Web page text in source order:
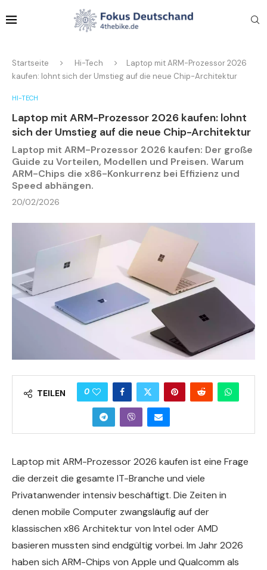
Startseite Hi-Tech
Laptop mit ARM-Prozessor 2026
kaufen: lohnt sich der Umstieg auf die neue Chip-Architektur
HI-TECH
Laptop mit ARM-Prozessor 2026 kaufen: lohnt
sich der Umstieg auf die neue Chip-Architektur
Laptop mit ARM-Prozessor 2026 kaufen: Der große
Guide zu Vorteilen, Modellen und Preisen. Warum
ARM-Chips die x86-Konkurrenz bei Effizienz und
Speed abhängen.
20/02/2026
TEILEN 0
Laptop mit ARM-Prozessor 2026 kaufen ist eine Frage
die derzeit die gesamte IT-Branche und viele
Privatanwender intensiv beschäftigt. Die Zeiten in
denen mobile Computer zwangsläufig auf der
klassischen x86 Architektur von Intel oder AMD
basieren mussten sind endgültig vorbei. Im Jahr 2026
haben sich ARM-Chips von Apple und Qualcomm als